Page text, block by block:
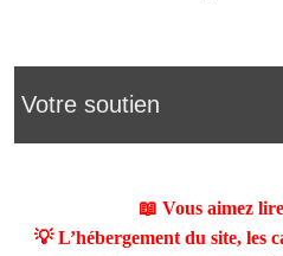
Votre soutien
📖 Vous aimez
💡 L’hébergement du site, les